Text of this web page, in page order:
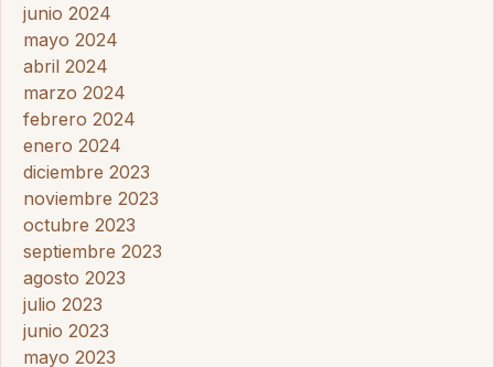
junio 2024
mayo 2024
abril 2024
marzo 2024
febrero 2024
enero 2024
diciembre 2023
noviembre 2023
octubre 2023
septiembre 2023
agosto 2023
julio 2023
junio 2023
mayo 2023